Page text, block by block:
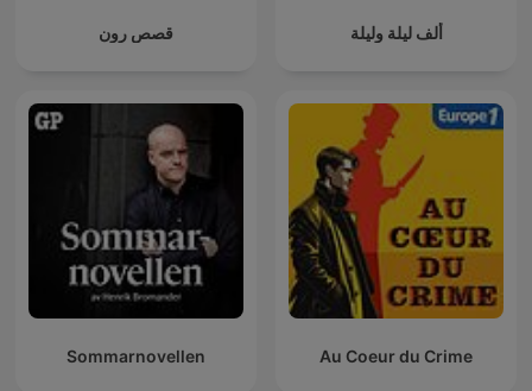
قصص رون ألف ليلة وليلة
Sommarnovellen Au Coeur du Crime